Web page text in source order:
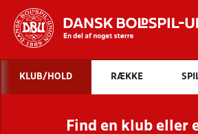
STILLINGER, RESULTATER,
KLUB/HOLD RÆKKE
Find en klub eller